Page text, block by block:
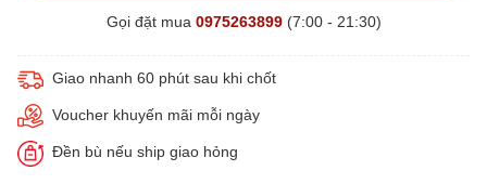
Gọi đặt mua 0975263899(7:00 - 21:30)
Giao nhanh 60 phút sau khi chốt
Voucher khuyến mãi mỗi ngày
Đền bù nếu ship giao hỏng